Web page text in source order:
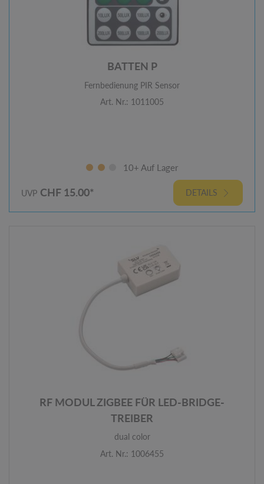
BATTEN P
Fernbedienung PIR Sensor
Art. Nr.: 1011005
10+ Auf Lager
UVP CHF 15.00* DETAILS
RF MODUL ZIGBEE FÜR LED-BRIDGE-
TREIBER
dual color
Art. Nr.: 1006455